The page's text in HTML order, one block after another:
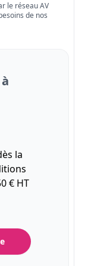
le réseau AV
de nos
la
€ HT